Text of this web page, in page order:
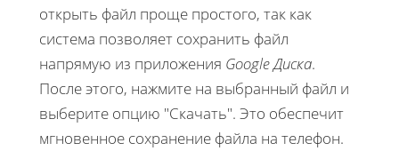
открыть файл проще простого, так как
система позволяет сохранить файл
напрямую из приложения Google Диска.
После этого, нажмите на выбранный файл и
выберите опцию "Скачать". Это обеспечит
мгновенное сохранение файла на телефон.